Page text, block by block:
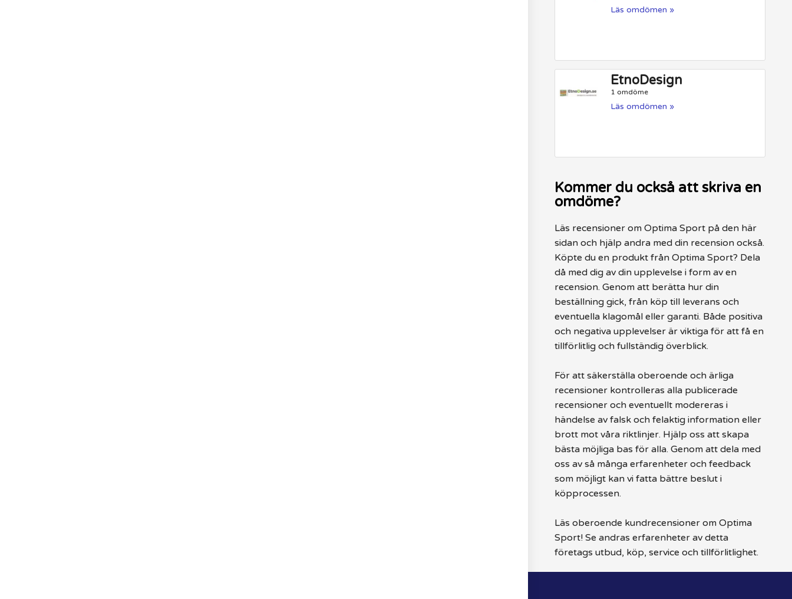
Läs omdömen »
EtnoDesign
1 omdöme
Läs omdömen »
Kommer du också att skriva en
omdöme?
Läs recensioner om Optima Sport på den här
sidan och hjälp andra med din recension också.
Köpte du en produkt från Optima Sport? Dela
då med dig av din upplevelse i form av en
recension. Genom att berätta hur din
beställning gick, från köp till leverans och
eventuella klagomål eller garanti. Både positiva
och negativa upplevelser är viktiga för att få en
tillförlitlig och fullständig överblick.
För att säkerställa oberoende och ärliga
recensioner kontrolleras alla publicerade
recensioner och eventuellt modereras i
händelse av falsk och felaktig information eller
brott mot våra riktlinjer. Hjälp oss att skapa
bästa möjliga bas för alla. Genom att dela med
oss av så många erfarenheter och feedback
som möjligt kan vi fatta bättre beslut i
köpprocessen.
Läs oberoende kundrecensioner om Optima
Sport! Se andras erfarenheter av detta
företags utbud, köp, service och tillförlitlighet.